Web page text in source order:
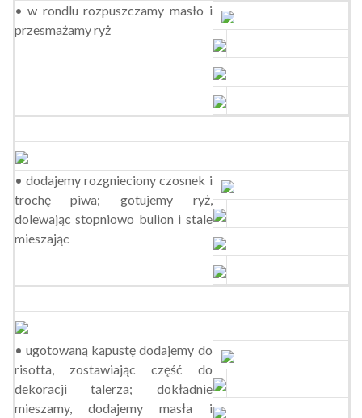
• w rondlu rozpuszczamy masło i
przesmażamy ryż
• dodajemy rozgnieciony czosnek i
trochę piwa; gotujemy ryż,
dolewając stopniowo bulion i stale
mieszając
• ugotowaną kapustę dodajemy do
risotta, zostawiając część do
dekoracji talerza; dokładnie
mieszamy, dodajemy masła i